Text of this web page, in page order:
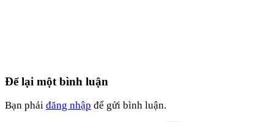
Để lại một bình luận
Bạn phải đăng nhập để gửi bình luận.